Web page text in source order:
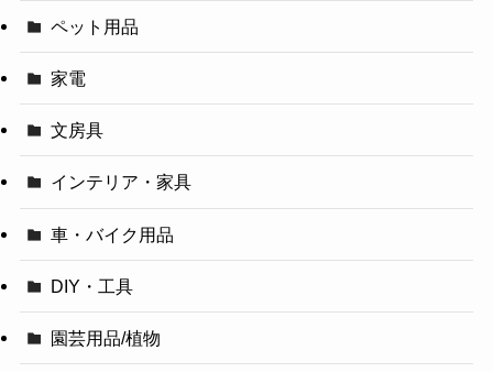
ペット用品
家電
文房具
インテリア・家具
車・バイク用品
DIY・工具
園芸用品/植物